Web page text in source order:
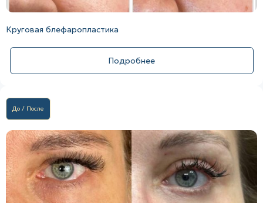
Круговая блефаропластика
Подробнее
До / После